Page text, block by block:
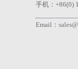
手机：+86(0)
Email：